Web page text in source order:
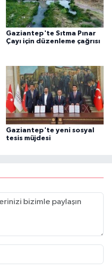
Gaziantep'te Sıtma Pınar
Çayı için düzenleme çağrısı
Gaziantep'te yeni sosyal
tesis müjdesi